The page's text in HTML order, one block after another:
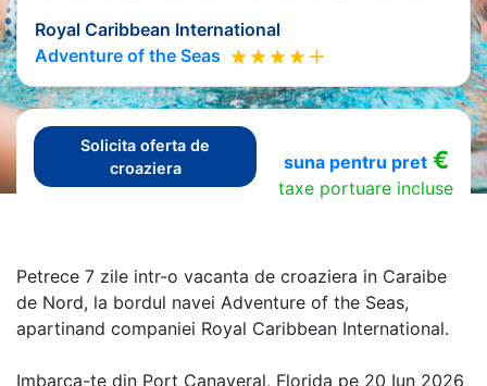
Royal Caribbean International
Adventure of the Seas
Solicita oferta de
croaziera
suna pentru pret€
taxe portuare incluse
Petrece 7 zile intr-o vacanta de croaziera in Caraibe
de Nord, la bordul navei Adventure of the Seas,
apartinand companiei Royal Caribbean International.
Imbarca-te din Port Canaveral, Florida pe 20 Iun 2026